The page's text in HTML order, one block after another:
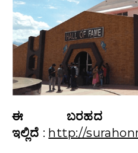
ಈ ಬರಹದ
ಇಲ್ಲಿದೆ : http://